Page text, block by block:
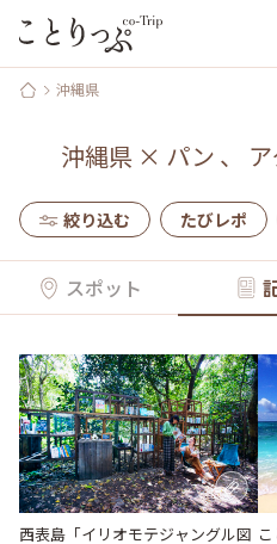
沖縄県
沖縄県 × パン 、
絞り込む たびレポ
スポット
西表島「イリオモテジャングル図